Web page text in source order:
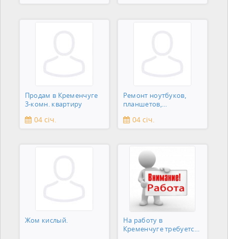
Продам в Кременчуге
3-комн. квартиру
04 січ.
Ремонт ноутбуков,
планшетов,
зеркальны
04 січ.
Жом кислый.
На работу в
Кременчуге требуется